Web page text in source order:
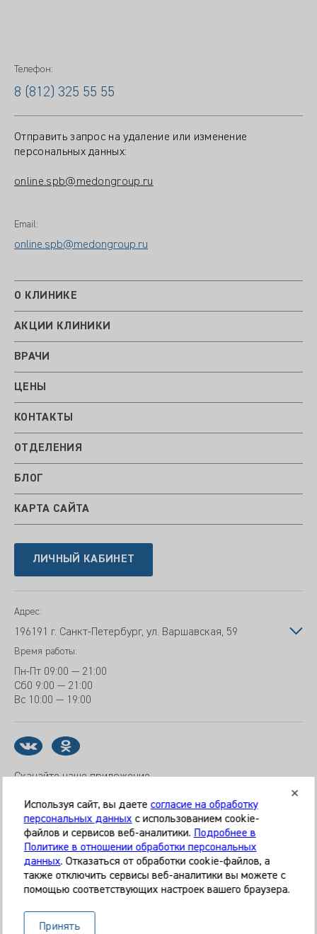
Телефон:
8 (812) 325 55 55
Отправить запрос на удаление или изменение
персональных данных:
online.spb@medongroup.ru
Email:
online.spb@medongroup.ru
О КЛИНИКЕ
АКЦИИ КЛИНИКИ
ВРАЧИ
ЦЕНЫ
КОНТАКТЫ
ОТДЕЛЕНИЯ
БЛОГ
КАРТА САЙТА
ЛИЧНЫЙ КАБИНЕТ
Адрес:
196191 г. Санкт-Петербург, ул. Варшавская, 59
Время работы:
Пн-Пт 09:00 — 21:00
Сб0 9:00 — 21:00
Вс 10:00 — 19:00
Скачайте наше приложение
© 2026 Клиника «МЕДИКАЛ ОН ГРУП»
Все права защищены
Информация, представленная на сайте, является
постановки диагноза, назначения лечения. Необходима
очная консультация специалиста. Используя данный сайт,
Используя сайт, вы даете согласие на обработку
персональных данныхс использованием cookie-
файлов и сервисов веб-аналитики. Подробнее в
Политике в отношении обработки персональных
данных. Отказаться от обработки cookie-файлов, а
также отключить сервисы веб-аналитики вы можете с
помощью соответствующих настроек вашего браузера.
Принять